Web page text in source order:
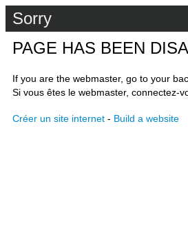
Sorry
PAGE HAS BEEN
If you are the webmaster, go to your
Si vous êtes le webmaster, connectez-
Créer un site internet - Build a website